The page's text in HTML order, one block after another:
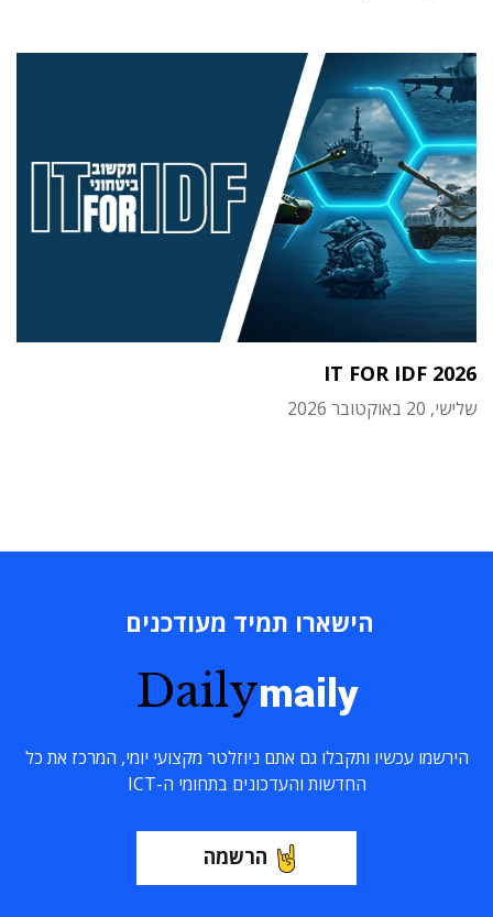
IT FOR IDF 2026
שלישי, 20 באוקטובר 2026
הישארו תמיד מעודכנים
Dailymaily
הירשמו עכשיו ותקבלו גם אתם ניוזלטר מקצועי יומי, המרכז את כל
החדשות והעדכונים בתחומי ה-ICT
הרשמה